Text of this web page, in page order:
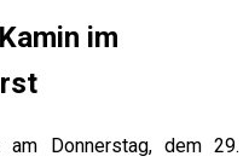
im
Donnerstag, dem 29.